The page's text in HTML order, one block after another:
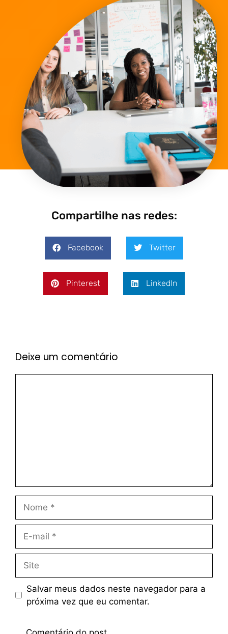
Compartilhe nas redes:
Facebook Twitter
Pinterest LinkedIn
Deixe um comentário
Salvar meus dados neste navegador para a
próxima vez que eu comentar.